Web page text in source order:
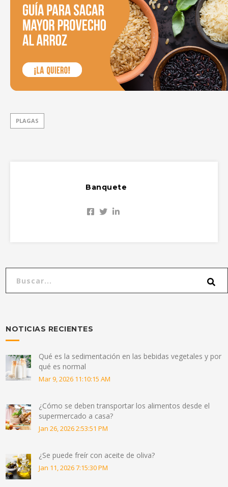
PLAGAS
Banquete
NOTICIAS RECIENTES
Qué es la sedimentación en las bebidas vegetales y por
qué es normal
Mar 9, 2026 11:10:15 AM
¿Cómo se deben transportar los alimentos desde el
supermercado a casa?
Jan 26, 2026 2:53:51 PM
¿Se puede freír con aceite de oliva?
Jan 11, 2026 7:15:30 PM